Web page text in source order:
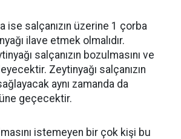
ise salçanızın üzerine 1 çorba
ilave etmek olmalıdır.
salçanızın bozulmasını ve
Zeytinyağı salçanızın
aynı zamanda da
geçecektir.
istemeyen bir çok kişi bu